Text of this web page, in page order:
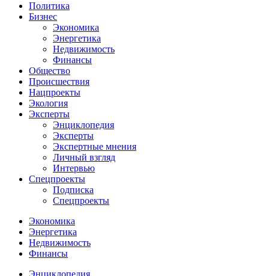
Политика
Бизнес
Экономика
Энергетика
Недвижимость
Финансы
Общество
Происшествия
Нацпроекты
Экология
Эксперты
Энциклопедия
Эксперты
Экспертные мнения
Личный взгляд
Интервью
Спецпроекты
Подписка
Спецпроекты
Экономика
Энергетика
Недвижимость
Финансы
Энциклопедия